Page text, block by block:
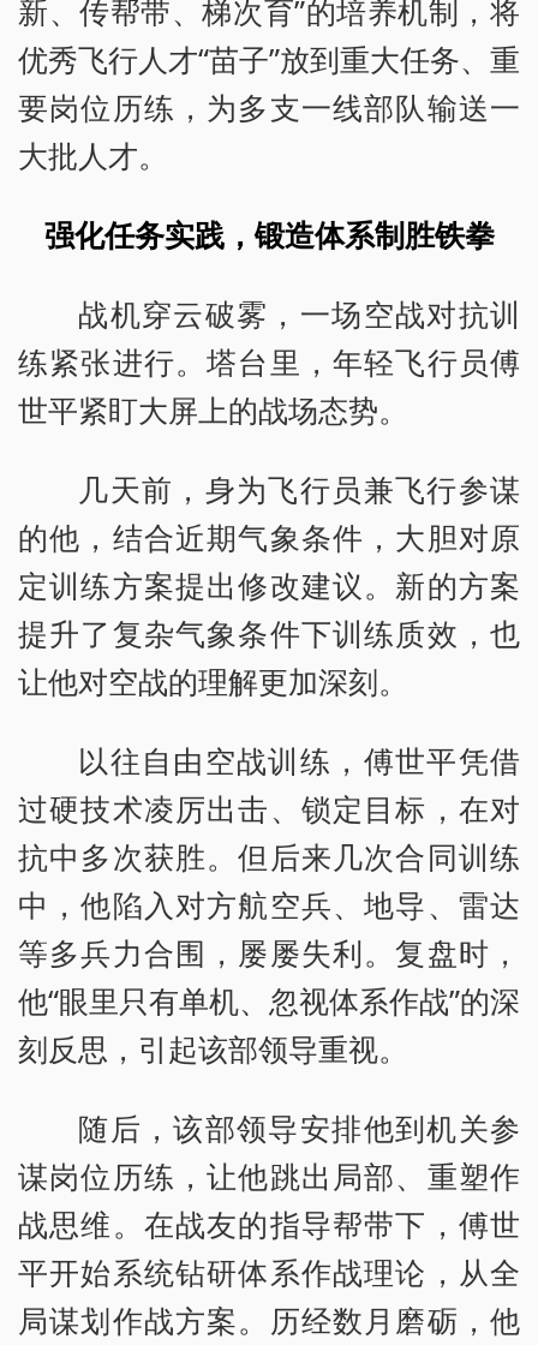
新、传帮带、梯次育”的培养机制，将
优秀飞行人才“苗子”放到重大任务、重
要岗位历练，为多支一线部队输送一
大批人才。
强化任务实践，锻造体系制胜铁拳
战机穿云破雾，一场空战对抗训
练紧张进行。塔台里，年轻飞行员傅
世平紧盯大屏上的战场态势。
几天前，身为飞行员兼飞行参谋
的他，结合近期气象条件，大胆对原
定训练方案提出修改建议。新的方案
提升了复杂气象条件下训练质效，也
让他对空战的理解更加深刻。
以往自由空战训练，傅世平凭借
过硬技术凌厉出击、锁定目标，在对
抗中多次获胜。但后来几次合同训练
中，他陷入对方航空兵、地导、雷达
等多兵力合围，屡屡失利。复盘时，
他“眼里只有单机、忽视体系作战”的深
刻反思，引起该部领导重视。
随后，该部领导安排他到机关参
谋岗位历练，让他跳出局部、重塑作
战思维。在战友的指导帮带下，傅世
平开始系统钻研体系作战理论，从全
局谋划作战方案。历经数月磨砺，他